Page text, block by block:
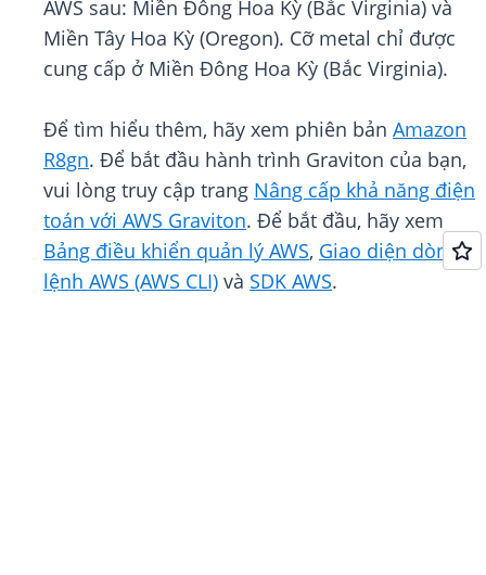
AWS sau: Miền Đông Hoa Kỳ (Bắc Virginia) và
Miền Tây Hoa Kỳ (Oregon). Cỡ metal chỉ được
cung cấp ở Miền Đông Hoa Kỳ (Bắc Virginia).
Để tìm hiểu thêm, hãy xem phiên bản Amazon
R8gn. Để bắt đầu hành trình Graviton của bạn,
vui lòng truy cập trang Nâng cấp khả năng điện
toán với AWS Graviton. Để bắt đầu, hãy xem
Bảng điều khiển quản lý AWS, Giao diện dòng
lệnh AWS (AWS CLI) và SDK AWS.